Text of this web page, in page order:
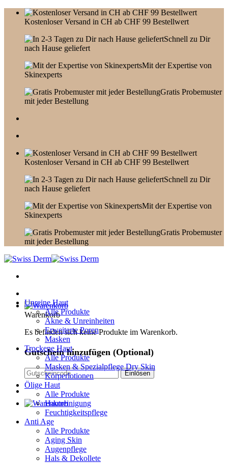
Skip
Kostenloser Versand in CH ab CHF 99 Bestellwert
Schnell zu Dir
nach Hause geliefert
Mit der Expertise von
Skinexperts
Gratis Probemuster
mit jeder Bestellung
Kostenloser Versand in CH ab CHF 99 Bestellwert
Schnell zu Dir
nach Hause geliefert
Mit der Expertise von
Skinexperts
Gratis Probemuster
mit jeder Bestellung
Warenkorb
Es befinden sich keine Produkte im Warenkorb.
Gutschein hinzufügen (Optional)
Unreine Haut
Alle Produkte
Akne & Unreinheiten
Erweiterte Poren
Masken
Trockene Haut
Alle Produkte
Masken & Spezialpflege Dry Skin
Körperlotionen
Ölige Haut
Alle Produkte
Hautreinigung
Feuchtigkeitspflege
Anti Age
Alle Produkte
Aging Skin
Augenpflege
Hals & Dekollete